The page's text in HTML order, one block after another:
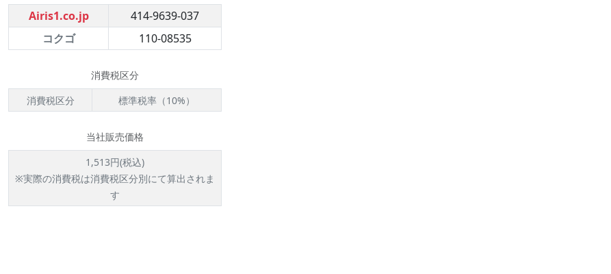
Airis1.co.jp
414-9639-037
コクゴ
110-08535
消費税区分
消費税区分
標準税率（10%）
当社販売価格
1,513円(税込)
※実際の消費税は消費税区分別にて算出されま
す